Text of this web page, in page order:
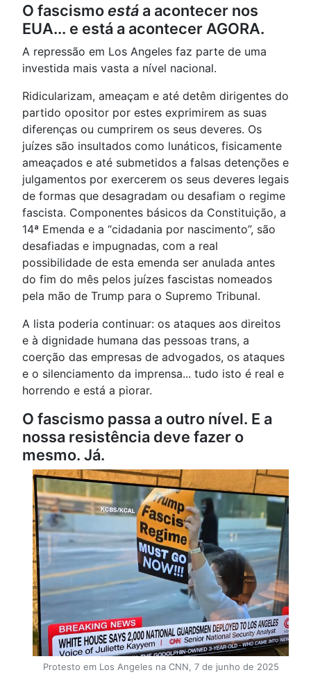
O fascismo está a acontecer nos
EUA... e está a acontecer AGORA.
A repressão em Los Angeles faz parte de uma
investida mais vasta a nível nacional.
Ridicularizam, ameaçam e até detêm dirigentes do
partido opositor por estes exprimirem as suas
diferenças ou cumprirem os seus deveres. Os
juízes são insultados como lunáticos, fisicamente
ameaçados e até submetidos a falsas detenções e
julgamentos por exercerem os seus deveres legais
de formas que desagradam ou desafiam o regime
fascista. Componentes básicos da Constituição, a
14ª Emenda e a “cidadania por nascimento”, são
desafiadas e impugnadas, com a real
possibilidade de esta emenda ser anulada antes
do fim do mês pelos juízes fascistas nomeados
pela mão de Trump para o Supremo Tribunal.
A lista poderia continuar: os ataques aos direitos
e à dignidade humana das pessoas trans, a
coerção das empresas de advogados, os ataques
e o silenciamento da imprensa... tudo isto é real e
horrendo e está a piorar.
O fascismo passa a outro nível. E a
nossa resistência deve fazer o
mesmo. Já.
Protesto em Los Angeles na CNN, 7 de junho de 2025